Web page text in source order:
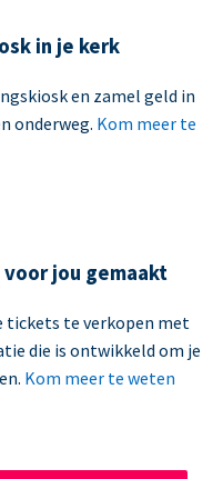
in je kerk
en zamel geld in
onderweg. Kom meer te
jou gemaakt
tickets te verkopen met
die is ontwikkeld om je
Kom meer te weten